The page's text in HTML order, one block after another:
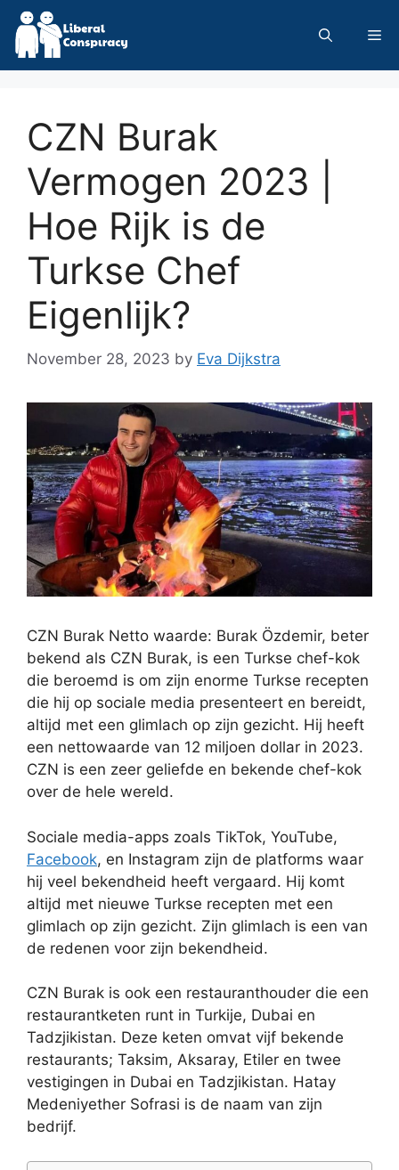
Skip
content
CZN Burak
Vermogen 2023 |
Hoe Rijk is de
Turkse Chef
Eigenlijk?
November 28, 2023 by Eva Dijkstra
CZN Burak Netto waarde: Burak Özdemir, beter
bekend als CZN Burak, is een Turkse chef-kok
die beroemd is om zijn enorme Turkse recepten
die hij op sociale media presenteert en bereidt,
altijd met een glimlach op zijn gezicht. Hij heeft
een nettowaarde van 12 miljoen dollar in 2023.
CZN is een zeer geliefde en bekende chef-kok
over de hele wereld.
Sociale media-apps zoals TikTok, YouTube,
Facebook, en Instagram zijn de platforms waar
hij veel bekendheid heeft vergaard. Hij komt
altijd met nieuwe Turkse recepten met een
glimlach op zijn gezicht. Zijn glimlach is een van
de redenen voor zijn bekendheid.
CZN Burak is ook een restauranthouder die een
restaurantketen runt in Turkije, Dubai en
Tadzjikistan. Deze keten omvat vijf bekende
restaurants; Taksim, Aksaray, Etiler en twee
vestigingen in Dubai en Tadzjikistan. Hatay
Medeniyether Sofrasi is de naam van zijn
bedrijf.